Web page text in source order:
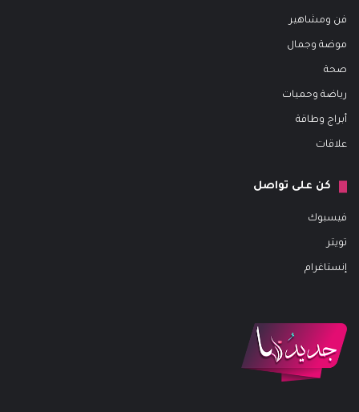
فن ومشاهير
موضة وجمال
صحة
رياضة وحميات
أبراج وطاقة
علاقات
كن على تواصل
فيسبوك
تويتر
إنستاغرام